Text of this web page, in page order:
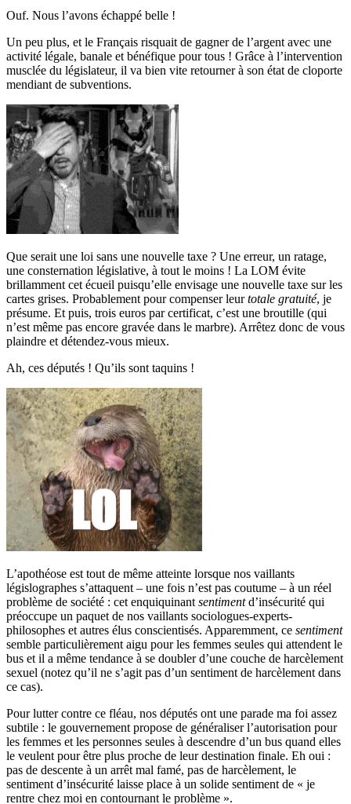
Ouf. Nous l’avons échappé belle !
Un peu plus, et le Français risquait de gagner de l’argent avec une
activité légale, banale et bénéfique pour tous ! Grâce à l’intervention
musclée du législateur, il va bien vite retourner à son état de cloporte
mendiant de subventions.
Que serait une loi sans une nouvelle taxe ? Une erreur, un ratage,
une consternation législative, à tout le moins ! La LOM évite
brillamment cet écueil puisqu’elle envisage une nouvelle taxe sur les
cartes grises. Probablement pour compenser leurtotale gratuité, je
présume. Et puis, trois euros par certificat, c’est une broutille (qui
n’est même pas encore gravée dans le marbre). Arrêtez donc de vous
plaindre et détendez-vous mieux.
Ah, ces députés ! Qu’ils sont taquins !
L’apothéose est tout de même atteinte lorsque nos vaillants
législographes s’attaquent – une fois n’est pas coutume – à un réel
problème de société : cet enquiquinant sentimentd’insécurité qui
préoccupe un paquet de nos vaillants sociologues-experts-
philosophes et autres élus conscientisés. Apparemment, ce sentiment
semble particulièrement aigu pour les femmes seules qui attendent le
bus et il a même tendance à se doubler d’une couche de harcèlement
sexuel (notez qu’il ne s’agit pas d’un sentiment de harcèlement dans
ce cas).
Pour lutter contre ce fléau, nos députés ont une parade ma foi assez
subtile : le gouvernement propose de généraliser l’autorisation pour
les femmes et les personnes seules à descendre d’un bus quand elles
le veulent pour être plus proche de leur destination finale. Eh oui :
pas de descente à un arrêt mal famé, pas de harcèlement, le
sentiment d’insécurité laisse place à un solide sentiment de « je
rentre chez moi en contournant le problème ».